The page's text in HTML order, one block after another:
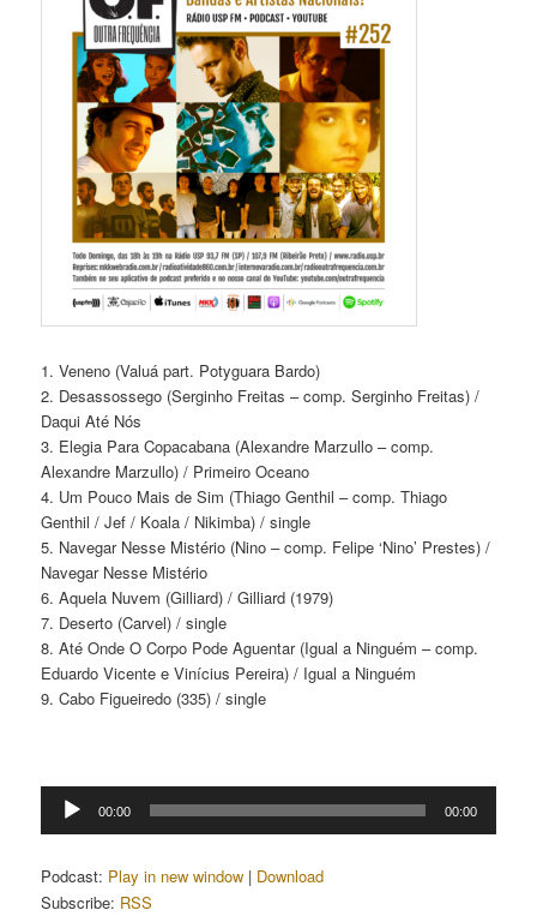
1. Veneno (Valuá part. Potyguara Bardo)
2. Desassossego (Serginho Freitas – comp. Serginho Freitas) /
Daqui Até Nós
3. Elegia Para Copacabana (Alexandre Marzullo – comp.
Alexandre Marzullo) / Primeiro Oceano
4. Um Pouco Mais de Sim (Thiago Genthil – comp. Thiago
Genthil / Jef / Koala / Nikimba) / single
5. Navegar Nesse Mistério (Nino – comp. Felipe ‘Nino’ Prestes) /
Navegar Nesse Mistério
6. Aquela Nuvem (Gilliard) / Gilliard (1979)
7. Deserto (Carvel) / single
8. Até Onde O Corpo Pode Aguentar (Igual a Ninguém – comp.
Eduardo Vicente e Vinícius Pereira) / Igual a Ninguém
9. Cabo Figueiredo (335) / single
Tocador
00:00 00:00
Podcast: Play in new window | Download
Subscribe: RSS